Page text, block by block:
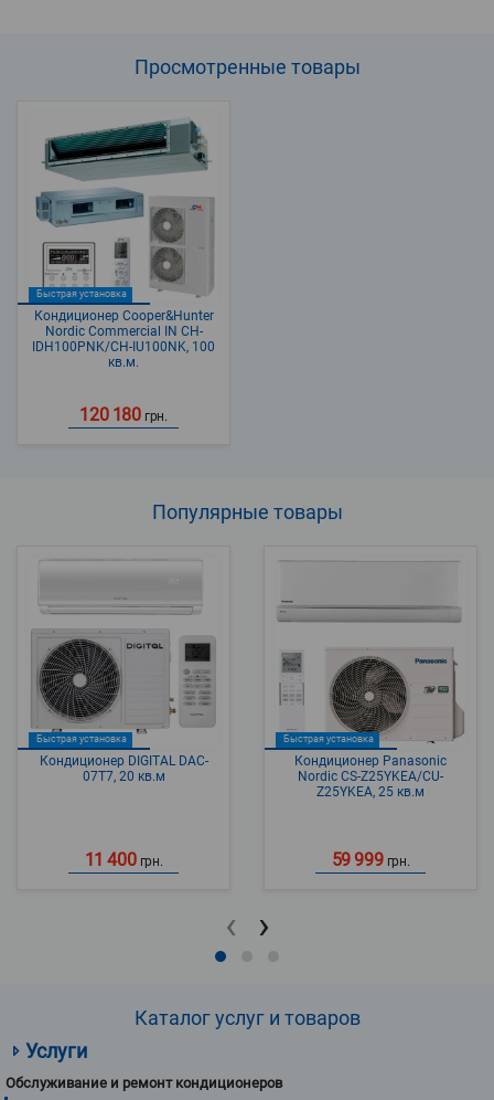
Просмотренные товары
Быстрая установка
Кондиционер Cooper&Hunter
Nordic Commercial IN CH-
IDH100PNK/CH-IU100NK, 100
кв.м.
120 180 грн.
Популярные товары
Быстрая установка
Кондиционер DIGITAL DAC-
07T7, 20 кв.м
11 400 грн.
Быстрая установка
Кондиционер Panasonic
Nordic CS-Z25YKEA/CU-
Z25YKEA, 25 кв.м
59 999 грн.
‹ ›
Каталог услуг и товаров
Услуги
Обслуживание и ремонт кондиционеров